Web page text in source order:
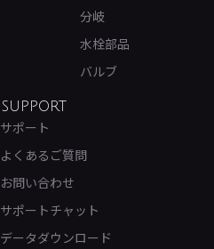
分岐
水栓部品
バルブ
SUPPORT
サポート
よくあるご質問
お問い合わせ
サポートチャット
データダウンロード